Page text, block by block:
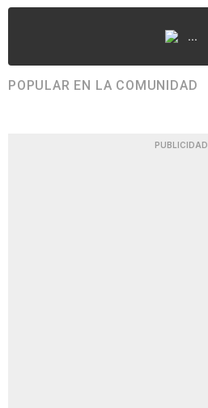
...
POPULAR EN LA COMUNIDAD
PUBLICIDAD